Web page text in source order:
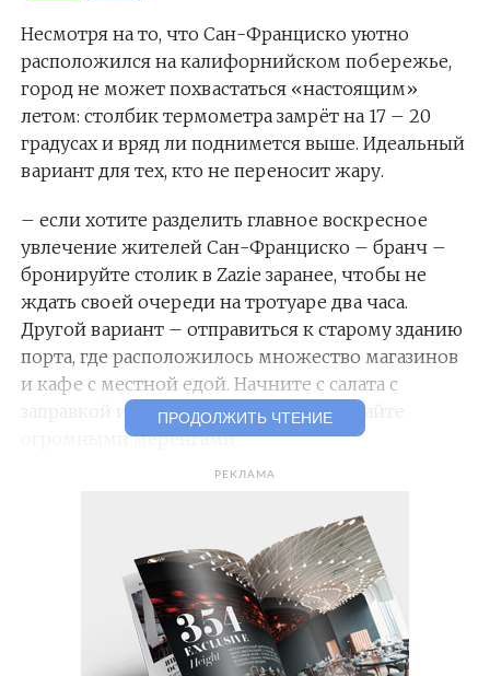
Несмотря на то, что Сан-Франциско уютно
расположился на калифорнийском побережье,
город не может похвастаться «настоящим»
летом: столбик термометра замрёт на 17 – 20
градусах и вряд ли поднимется выше. Идеальный
вариант для тех, кто не переносит жару.
– если хотите разделить главное воскресное
увлечение жителей Сан-Франциско – бранч –
бронируйте столик в Zazie заранее, чтобы не
ждать своей очереди на тротуаре два часа.
Другой вариант – отправиться к старому зданию
порта, где расположилось множество магазинов
и кафе с местной едой. Начните с салата с
заправкой из шампанского и продолжайте
огромными меренгами.
Франциско предлагает сразу две опции: серфинг
и хайкинг. Несмотря на низкие температуры
Тихого океана, волны здесь седлают круглый год.
Лучший маршрут для хайкинга в черте города –
от Ocean Beach, по тропе Land’s End – и оттуда к
«Золотым воротам». На каждом шаге
ПРОДОЛЖИТЬ ЧТЕНИЕ
РЕКЛАМА